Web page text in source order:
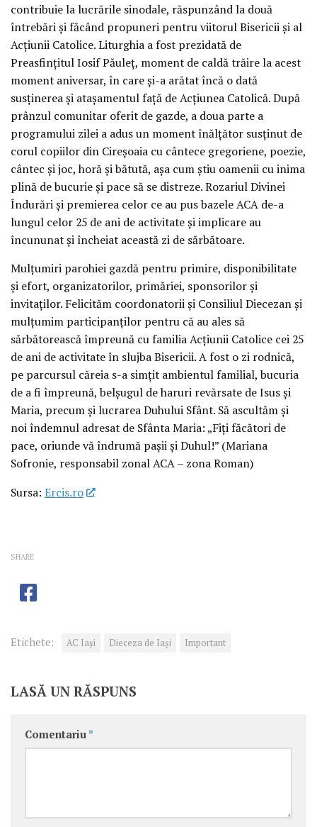
contribuie la lucrările sinodale, răspunzând la două
întrebări și făcând propuneri pentru viitorul Bisericii și al
Acțiunii Catolice. Liturghia a fost prezidată de
Preasfințitul Iosif Păuleț, moment de caldă trăire la acest
moment aniversar, în care și-a arătat încă o dată
susținerea și atașamentul față de Acțiunea Catolică. După
prânzul comunitar oferit de gazde, a doua parte a
programului zilei a adus un moment înălțător susținut de
corul copiilor din Cireșoaia cu cântece gregoriene, poezie,
cântec și joc, horă și bătută, așa cum știu oamenii cu inima
plină de bucurie și pace să se distreze. Rozariul Divinei
Îndurări și premierea celor ce au pus bazele ACA de-a
lungul celor 25 de ani de activitate și implicare au
încununat și încheiat această zi de sărbătoare.
Mulțumiri parohiei gazdă pentru primire, disponibilitate
și efort, organizatorilor, primăriei, sponsorilor și
invitaților. Felicităm coordonatorii și Consiliul Diecezan și
mulțumim participanților pentru că au ales să
sărbătorească împreună cu familia Acțiunii Catolice cei 25
de ani de activitate în slujba Bisericii. A fost o zi rodnică,
pe parcursul căreia s-a simțit ambientul familial, bucuria
de a fi împreună, belșugul de haruri revărsate de Isus și
Maria, precum și lucrarea Duhului Sfânt. Să ascultăm și
noi îndemnul adresat de Sfânta Maria: „Fiți făcători de
pace, oriunde vă îndrumă pașii și Duhul!” (Mariana
Sofronie, responsabil zonal ACA – zona Roman)
Sursa: Ercis.ro
SHARE
Etichete: AC Iași Dieceza de Iași Important
LASĂ UN RĂSPUNS
Comentariu *